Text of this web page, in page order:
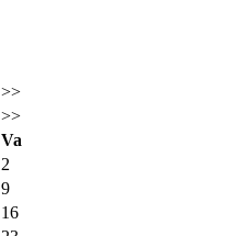
>>
>>
Va
2
9
16